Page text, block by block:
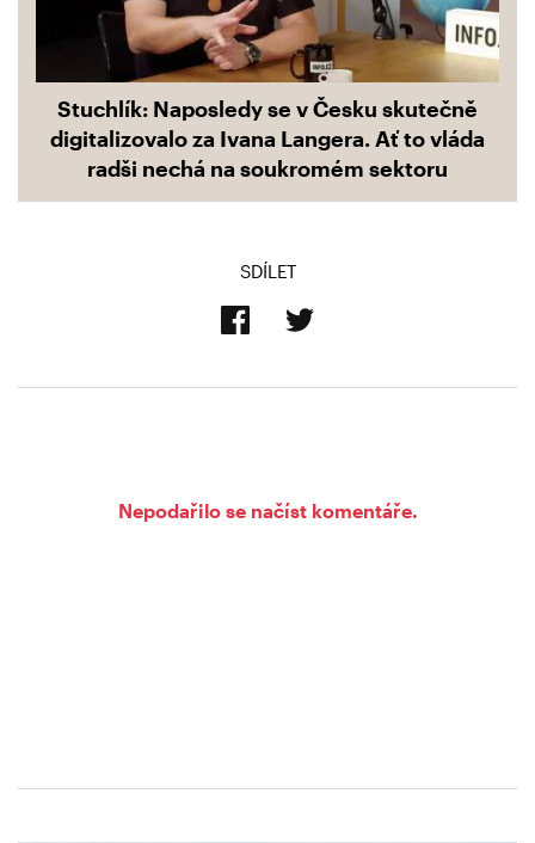
Stuchlík: Naposledy se v Česku skutečně
digitalizovalo za Ivana Langera. Ať to vláda
radši nechá na soukromém sektoru
SDÍLET
Nepodařilo se načíst komentáře.